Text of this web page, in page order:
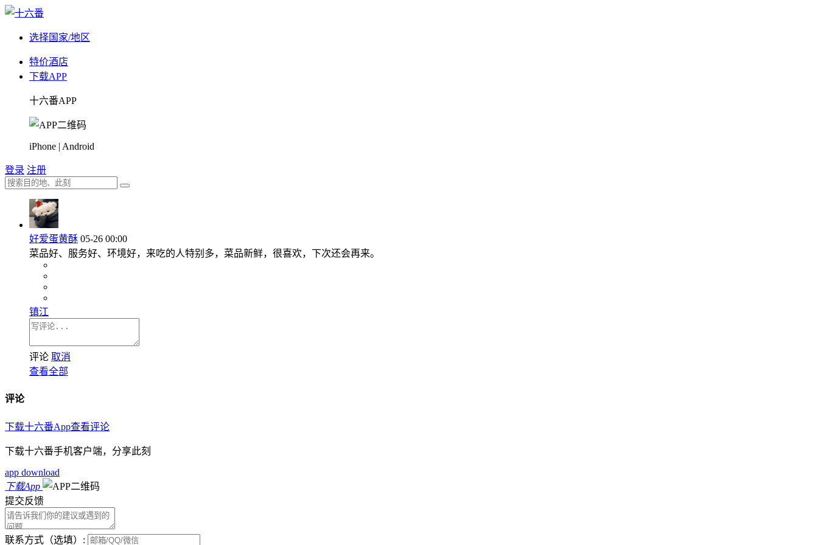
选择国家/地区
特价酒店
下载APP
十六番APP
iPhone | Android
登录 注册
好爱蛋黄酥 05-26 00:00
菜品好、服务好、环境好，来吃的人特别多，菜品新鲜，很喜欢，下次还会再来。
镇江
评论 取消
查看全部
评论
下载十六番App查看评论
下载十六番手机客户端，分享此刻
app download
下载App
提交反馈
联系方式（选填）: